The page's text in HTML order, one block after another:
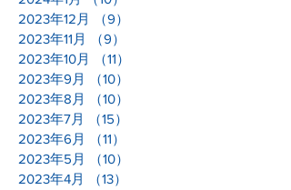
2023年12月
（9）
2023年11月
（9）
2023年10月
（11）
2023年9月
（10）
2023年8月
（10）
2023年7月
（15）
2023年6月
（11）
2023年5月
（10）
2023年4月
（13）